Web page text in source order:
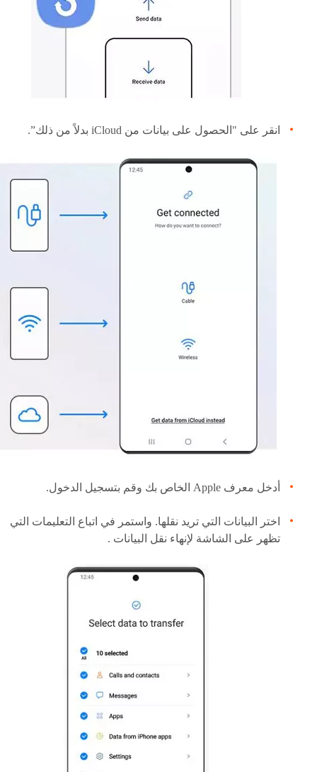
انقر على "الحصول على بيانات من iCloud بدلاً من ذلك”.
أدخل معرف Apple الخاص بك وقم بتسجيل الدخول.
اختر البيانات التي تريد نقلها. واستمر في اتباع التعليمات التي
تظهر على الشاشة لإنهاء نقل البيانات .